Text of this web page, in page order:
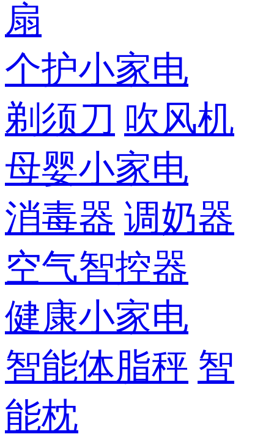
扇
个护小家电
剃须刀 吹风机
母婴小家电
消毒器 调奶器
空气智控器
健康小家电
智能体脂秤 智
能枕